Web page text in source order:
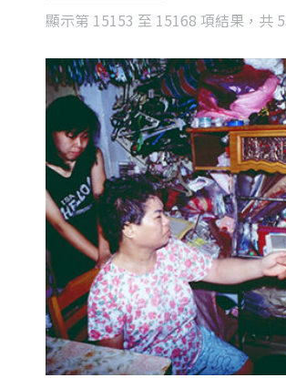
顯示第 15153 至 15168 項結果，共